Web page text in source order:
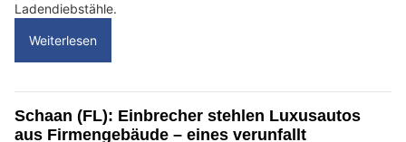
Ladendiebstähle.
Weiterlesen
Schaan (FL): Einbrecher stehlen Luxusautos
aus Firmengebäude – eines verunfallt